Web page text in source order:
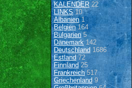
KALENDER22
LINKS10
Albanien1
Belgien164
Bulgarien 5
Dänemark142
Deutschland 1686
Estland 72
Finnland 25
Frankreich517
Griechenland9